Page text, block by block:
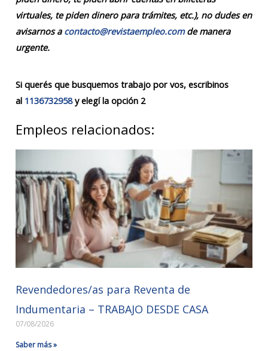
virtuales, te piden dinero para trámites, etc.), no dudes en
avisarnos a contacto@revistaempleo.comde manera
urgente.
Si querés que busquemos trabajo por vos, escribinos
al 1136732958y elegí la opción 2
Empleos relacionados:
Revendedores/as para Reventa de
Indumentaria – TRABAJO DESDE CASA
07/08/2026
Saber más »